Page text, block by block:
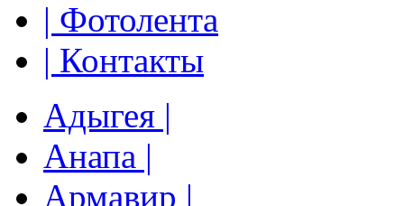
| Фотолента
| Контакты
Адыгея |
Анапа |
Армавир |